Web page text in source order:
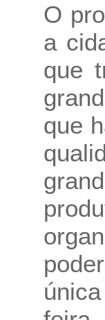
O
a
que
que